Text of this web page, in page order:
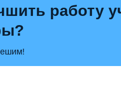
работу